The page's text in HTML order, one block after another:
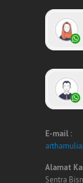
E-mail :
Alamat
Sentra